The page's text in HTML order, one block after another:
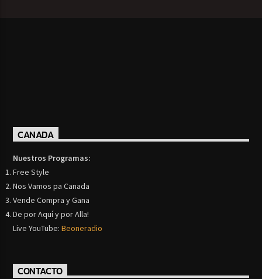
CANADA
Nuestros Programas:
Free Style
Nos Vamos pa Canada
Vende Compra y Gana
De por Aquí y por Alla!
Live YouTube:Beoneradio
CONTACTO